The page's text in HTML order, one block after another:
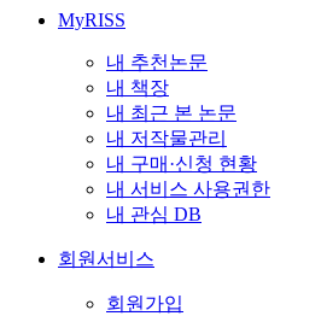
MyRISS
내 추천논문
내 책장
내 최근 본 논문
내 저작물관리
내 구매·신청 현황
내 서비스 사용권한
내 관심 DB
회원서비스
회원가입